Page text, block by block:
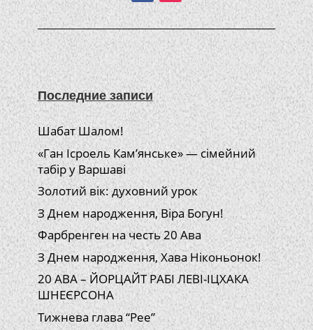
Последние записи
Шабат Шалом!
«Ган Ісроель Кам’янське» — сімейний
табір у Варшаві
Золотий вік: духовний урок
З Днем народження, Віра Богун!
Фарбренген на честь 20 Ава
З Днем народження, Хава Ніконьонок!
20 АВА – ЙОРЦАЙТ РАБІ ЛЕВІ-ІЦХАКА
ШНЕЄРСОНА
Тижнева глава “Рее”